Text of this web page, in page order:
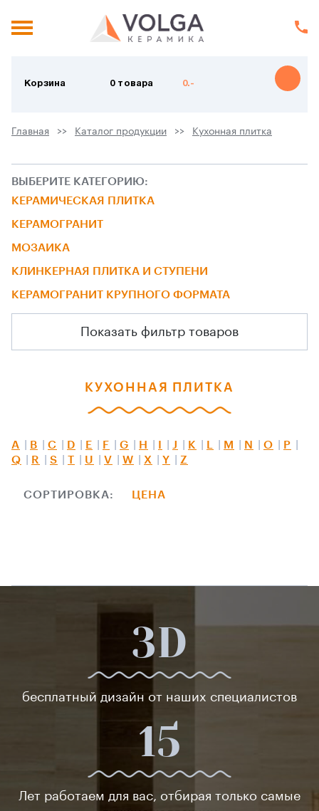
Корзина 0 товара 0.-
Главная Каталог продукции Кухонная плитка
ВЫБЕРИТЕ КАТЕГОРИЮ:
КЕРАМИЧЕСКАЯ ПЛИТКА
КЕРАМОГРАНИТ
МОЗАИКА
КЛИНКЕРНАЯ ПЛИТКА И СТУПЕНИ
КЕРАМОГРАНИТ КРУПНОГО ФОРМАТА
Показать фильтр товаров
КУХОННАЯ ПЛИТКА
A B C D E F G H J K M N O
P
Q
R S T U V W X Y Z
СОРТИРОВКА: ЦЕНА
3D
бесплатный дизайн от наших специалистов
15
Лет работаем для вас, отбирая только самые